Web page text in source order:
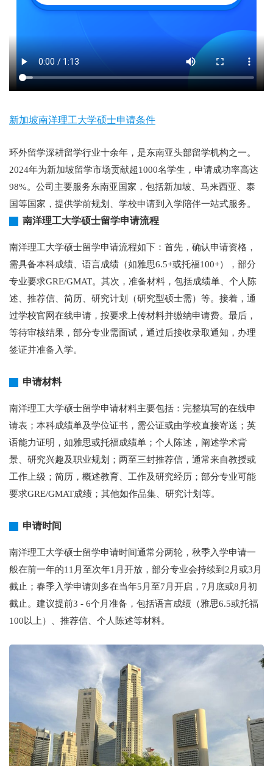
新加坡南洋理工大学硕士申请条件
环外留学深耕留学行业十余年，是东南亚头部留学机构之一。
2024年为新加坡留学市场贡献超1000名学生，申请成功率高达
98%。公司主要服务东南亚国家，包括新加坡、马来西亚、泰
国等国家，提供学前规划、学校申请到入学陪伴一站式服务。
南洋理工大学硕士留学申请流程
南洋理工大学硕士留学申请流程如下：首先，确认申请资格，
需具备本科成绩、语言成绩（如雅思6.5+或托福100+），部分
专业要求GRE/GMAT。其次，准备材料，包括成绩单、个人陈
述、推荐信、简历、研究计划（研究型硕士需）等。接着，通
过学校官网在线申请，按要求上传材料并缴纳申请费。最后，
等待审核结果，部分专业需面试，通过后接收录取通知，办理
签证并准备入学。
申请材料
南洋理工大学硕士留学申请材料主要包括：完整填写的在线申
请表；本科成绩单及学位证书，需公证或由学校直接寄送；英
语能力证明，如雅思或托福成绩单；个人陈述，阐述学术背
景、研究兴趣及职业规划；两至三封推荐信，通常来自教授或
工作上级；简历，概述教育、工作及研究经历；部分专业可能
要求GRE/GMAT成绩；其他如作品集、研究计划等。
申请时间
南洋理工大学硕士留学申请时间通常分两轮，秋季入学申请一
般在前一年的11月至次年1月开放，部分专业会持续到2月或3月
截止；春季入学申请则多在当年5月至7月开启，7月底或8月初
截止。建议提前3 - 6个月准备，包括语言成绩（雅思6.5或托福
100以上）、推荐信、个人陈述等材料。